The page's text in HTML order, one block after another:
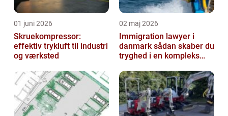
01 juni 2026
Skruekompressor:
effektiv trykluft til industri
og værksted
02 maj 2026
Immigration lawyer i
danmark sådan skaber du
tryghed i en kompleks